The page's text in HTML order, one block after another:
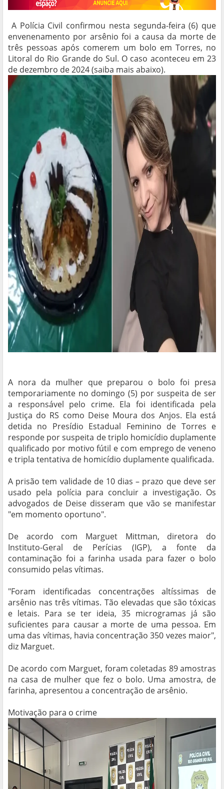
A Polícia Civil confirmou nesta segunda-feira (6) que
envenenamento por arsênio foi a causa da morte de
três pessoas após comerem um bolo em Torres, no
Litoral do Rio Grande do Sul. O caso aconteceu em 23
de dezembro de 2024 (saiba mais abaixo).
A nora da mulher que preparou o bolo foi presa
temporariamente no domingo (5) por suspeita de ser
a responsável pelo crime. Ela foi identificada pela
Justiça do RS como Deise Moura dos Anjos. Ela está
detida no Presídio Estadual Feminino de Torres e
responde por suspeita de triplo homicídio duplamente
qualificado por motivo fútil e com emprego de veneno
e tripla tentativa de homicídio duplamente qualificada.
A prisão tem validade de 10 dias – prazo que deve ser
usado pela polícia para concluir a investigação. Os
advogados de Deise disseram que vão se manifestar
"em momento oportuno".
De acordo com Marguet Mittman, diretora do
Instituto-Geral de Perícias (IGP), a fonte da
contaminação foi a farinha usada para fazer o bolo
consumido pelas vítimas.
"Foram identificadas concentrações altíssimas de
arsênio nas três vítimas. Tão elevadas que são tóxicas
e letais. Para se ter ideia, 35 microgramas já são
suficientes para causar a morte de uma pessoa. Em
uma das vítimas, havia concentração 350 vezes maior",
diz Marguet.
De acordo com Marguet, foram coletadas 89 amostras
na casa de mulher que fez o bolo. Uma amostra, de
farinha, apresentou a concentração de arsênio.
Motivação para o crime